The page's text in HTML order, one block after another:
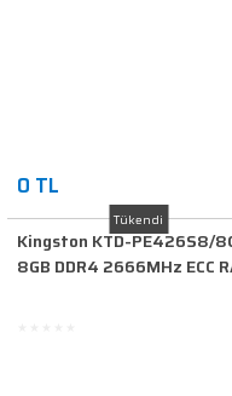
0 TL
Tükendi
Kingston KTD-PE426S8/
8GB DDR4 2666MHz ECC